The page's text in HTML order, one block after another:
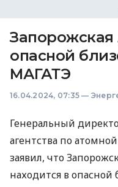
Запорожская
опасной
МАГАТЭ
16.04.2024, 07:35 —
Генеральный
агентства по
заявил, что
находится в опасной